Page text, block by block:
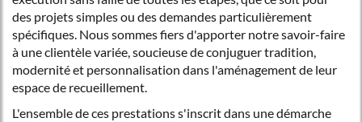
des projets simples ou des demandes particulièrement
spécifiques. Nous sommes fiers d'apporter notre savoir-faire
à une clientèle variée, soucieuse de conjuguer tradition,
modernité et personnalisation dans l'aménagement de leur
espace de recueillement.
L'ensemble de ces prestations s'inscrit dans une démarche